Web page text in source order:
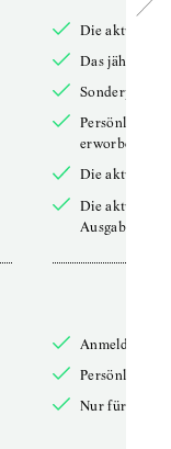
Die aktuelle
Das jährliche
Persönliches
erworbenen
Die aktuelle
Die aktuelle
Ausgabe
Anmelden
Persönliche
Nur für